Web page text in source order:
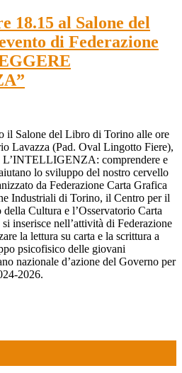
18.15 al Salone del
di Federazione
il Salone del Libro di Torino alle ore
Lavazza (Pad. Oval Lingotto Fiere),
L’INTELLIGENZA: comprendere e
lo sviluppo del nostro cervello
da Federazione Carta Grafica
Industriali di Torino, il Centro per il
Cultura e l’Osservatorio Carta
inserisce nell’attività di Federazione
la lettura su carta e la scrittura a
psicofisico delle giovani
nazionale d’azione del Governo per
2026.